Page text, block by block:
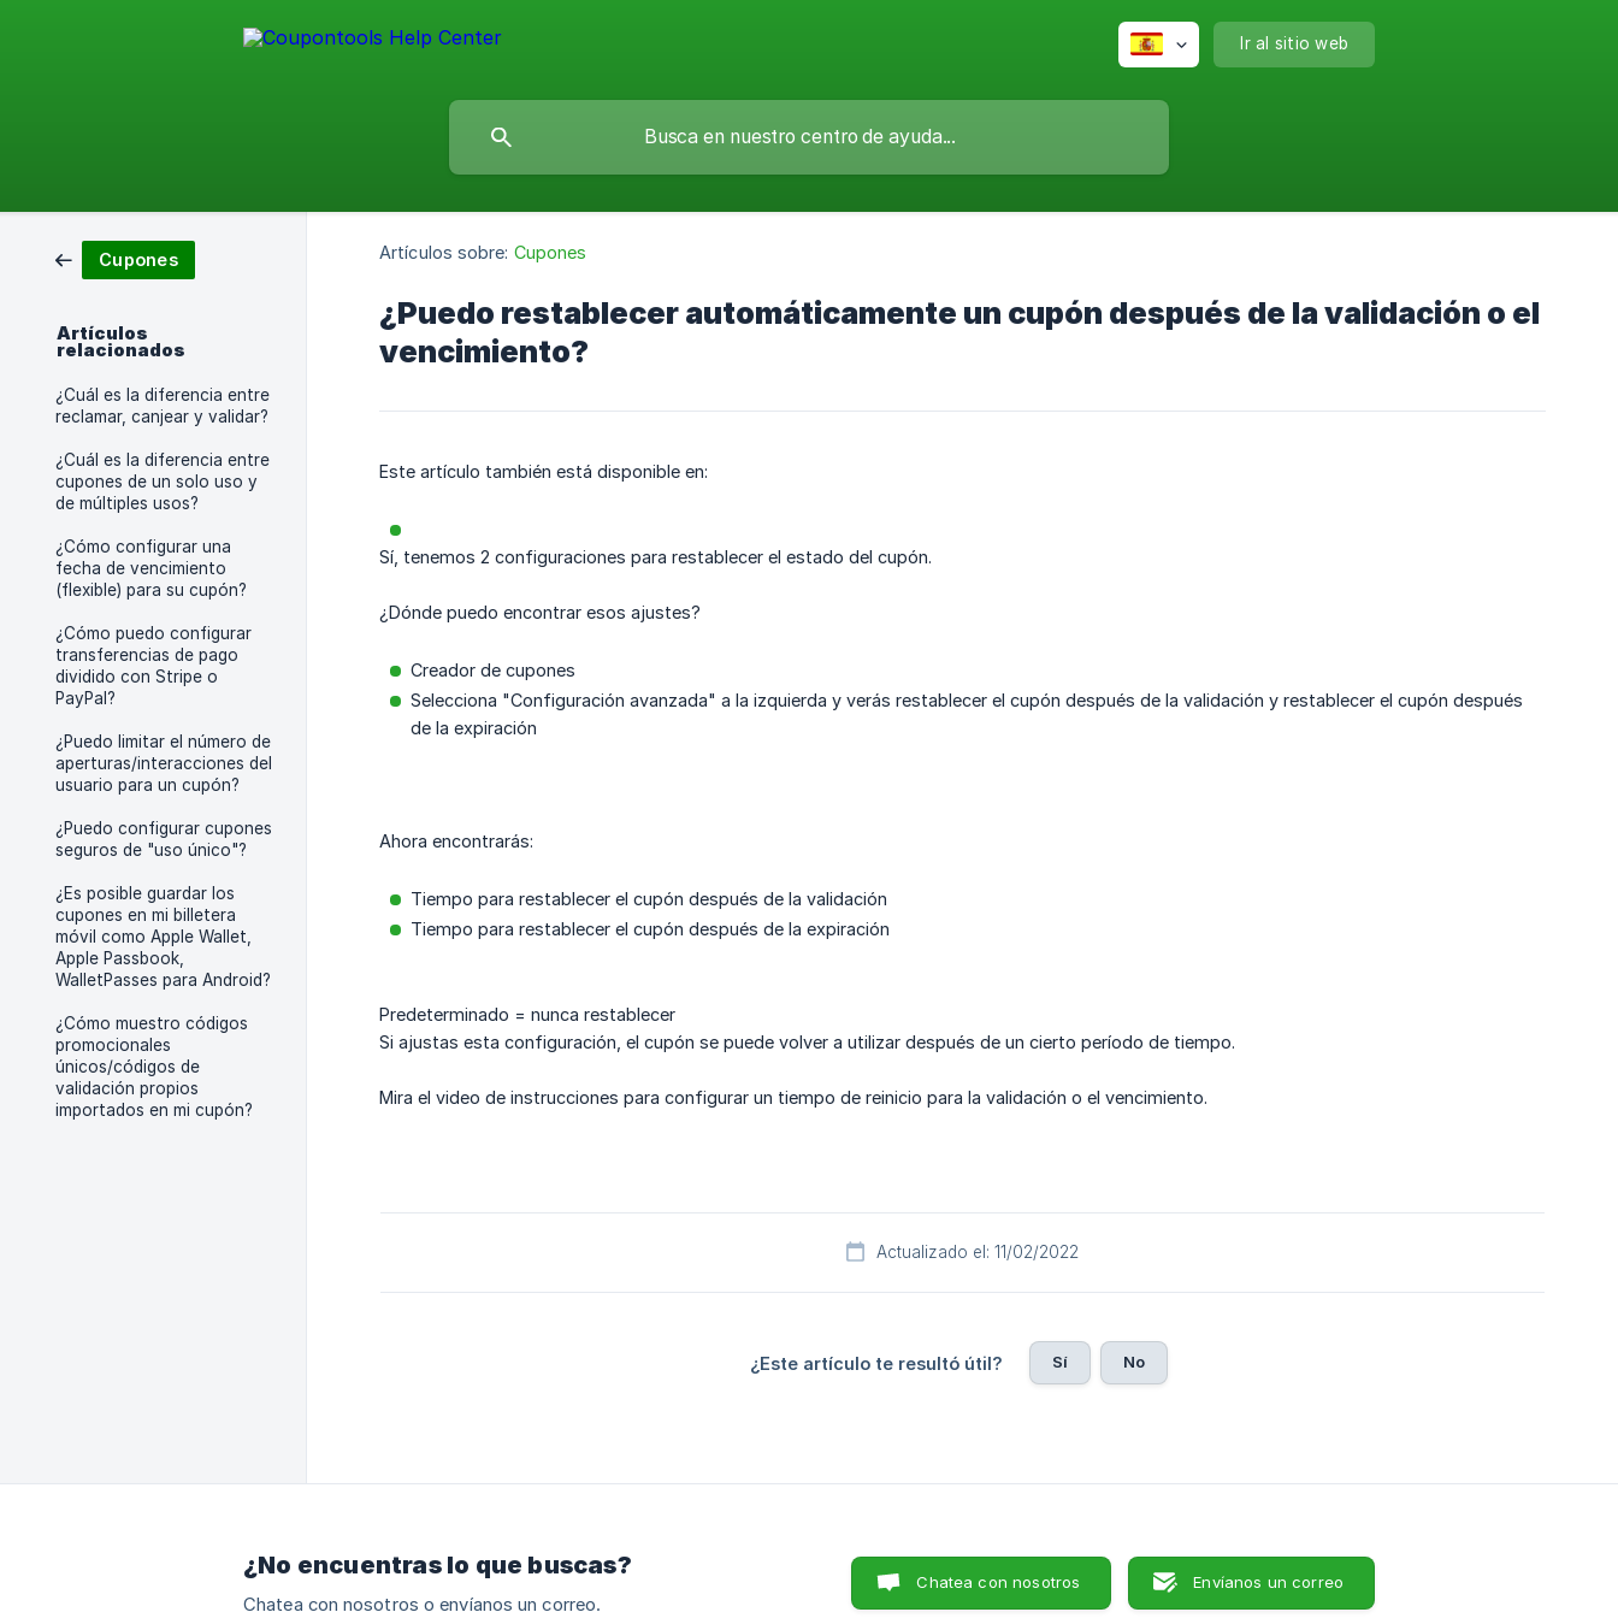
Ir al sitio web
Cupones
Artículos
relacionados
¿Cuál es la diferencia entre
reclamar, canjear y validar?
¿Cuál es la diferencia entre
cupones de un solo uso y
de múltiples usos?
¿Cómo configurar una
fecha de vencimiento
(flexible) para su cupón?
¿Cómo puedo configurar
transferencias de pago
dividido con Stripe o
PayPal?
¿Puedo limitar el número de
aperturas/interacciones del
usuario para un cupón?
¿Puedo configurar cupones
seguros de "uso único"?
¿Es posible guardar los
cupones en mi billetera
móvil como Apple Wallet,
Apple Passbook,
WalletPasses para Android?
¿Cómo muestro códigos
promocionales
únicos/códigos de
validación propios
importados en mi cupón?
Artículos sobre: Cupones
¿Puedo restablecer automáticamente un cupón después de la validación o el
vencimiento?
Este artículo también está disponible en:
Sí, tenemos 2 configuraciones para restablecer el estado del cupón.
¿Dónde puedo encontrar esos ajustes?
Creador de cupones
Selecciona "Configuración avanzada" a la izquierda y verás restablecer el cupón después de la validación y restablecer el cupón después
de la expiración
Ahora encontrarás:
Tiempo para restablecer el cupón después de la validación
Tiempo para restablecer el cupón después de la expiración
Predeterminado = nunca restablecer
Si ajustas esta configuración, el cupón se puede volver a utilizar después de un cierto período de tiempo.
Mira el video de instrucciones para configurar un tiempo de reinicio para la validación o el vencimiento.
Actualizado el: 11/02/2022
¿Este artículo te resultó útil? Sí No
¿No encuentras lo que buscas?
Chatea con nosotros o envíanos un correo.
Chatea con nosotros Envíanos un correo